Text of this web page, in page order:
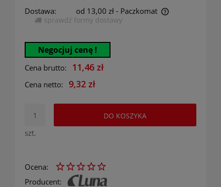
Dostawa:
od 13,00 zł - Paczkomat
Cena nie zawiera ewentualnych kosztów płatności
sprawdź formy dostawy
Negocjuj cenę !
Cena brutto: 11,46 zł
Cena netto: 9,32 zł
szt.
DO KOSZYKA
Ocena:
Producent: